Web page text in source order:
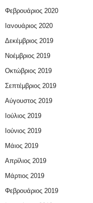
Φεβρουάριος 2020
Ιανουάριος 2020
Δεκέμβριος 2019
Νοέμβριος 2019
Οκτώβριος 2019
Σεπτέμβριος 2019
Αύγουστος 2019
Ιούλιος 2019
Ιούνιος 2019
Μάιος 2019
Απρίλιος 2019
Μάρτιος 2019
Φεβρουάριος 2019